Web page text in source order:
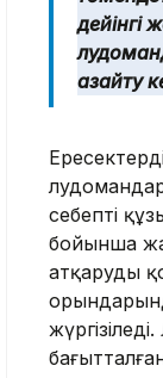
дейінгі
азайту
себепті
бойынша
атқаруды